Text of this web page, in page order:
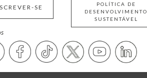
SE
POLÍTICA DE
DESENVOLVIMENTO
SUSTENTÁVEL